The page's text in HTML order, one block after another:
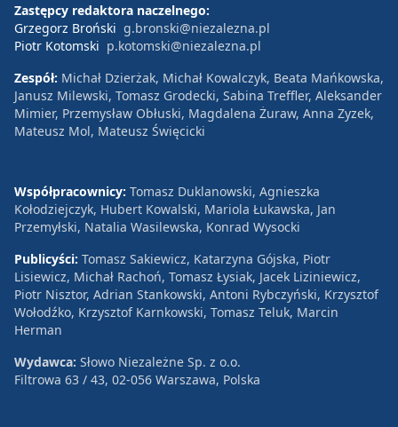
Zastępcy redaktora naczelnego:
Grzegorz Broński g.bronski@niezalezna.pl
Piotr Kotomski p.kotomski@niezalezna.pl
Zespół: Michał Dzierżak, Michał Kowalczyk, Beata Mańkowska,
Janusz Milewski, Tomasz Grodecki, Sabina Treffler, Aleksander
Mimier, Przemysław Obłuski, Magdalena Żuraw, Anna Zyzek,
Mateusz Mol, Mateusz Święcicki
Współpracownicy: Tomasz Duklanowski, Agnieszka
Kołodziejczyk, Hubert Kowalski, Mariola Łukawska, Jan
Przemyłski, Natalia Wasilewska, Konrad Wysocki
Publicyści: Tomasz Sakiewicz, Katarzyna Gójska, Piotr
Lisiewicz, Michał Rachoń, Tomasz Łysiak, Jacek Liziniewicz,
Piotr Nisztor, Adrian Stankowski, Antoni Rybczyński, Krzysztof
Wołodźko, Krzysztof Karnkowski, Tomasz Teluk, Marcin
Herman
Wydawca: Słowo Niezależne Sp. z o.o.
Filtrowa 63 / 43, 02-056 Warszawa, Polska